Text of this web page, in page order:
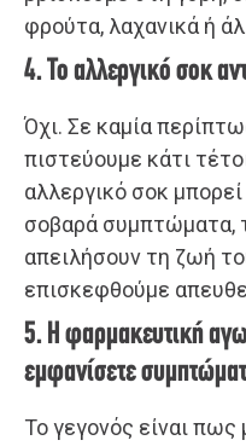
φρούτα, λαχανικά ή
4. Το αλλεργικό σοκ
Όχι. Σε καμία
πιστεύουμε κάτι
αλλεργικό σοκ
σοβαρά συμπτώματα,
απειλήσουν τη ζωή
επισκεφθούμε
5. Η φαρμακευτική
εμφανίσετε
Το γεγονός είναι πως